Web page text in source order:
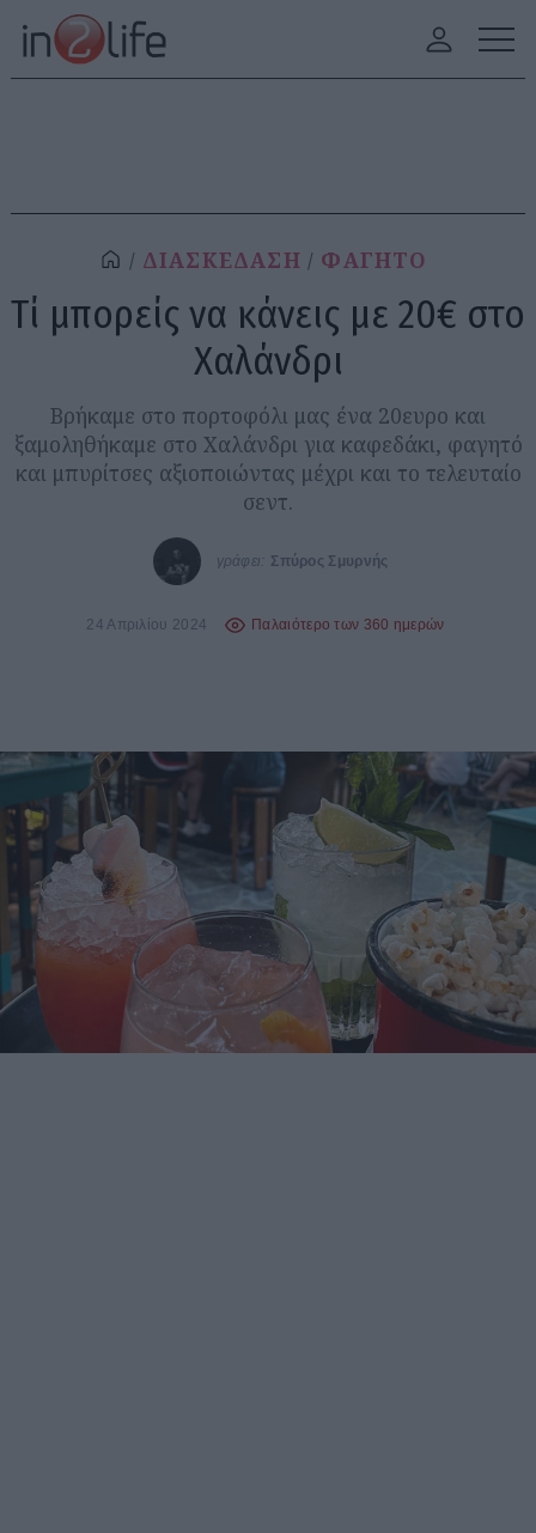
ΔΙΑΣΚΕΔΑΣΗ ΦΑΓΗΤΟ
Τί μπορείς να κάνεις με 20€ στο
Χαλάνδρι
Βρήκαμε στο πορτοφόλι μας ένα 20ευρο και
ξαμοληθήκαμε στο Χαλάνδρι για καφεδάκι, φαγητό
και μπυρίτσες αξιοποιώντας μέχρι και το τελευταίο
σεντ.
γράφει: Σπύρος Σμυρνής
24 Απριλίου 2024 Παλαιότερο των 360 ημερών